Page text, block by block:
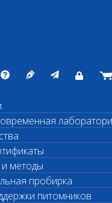
лаборатория
методы
пробирка
питомников